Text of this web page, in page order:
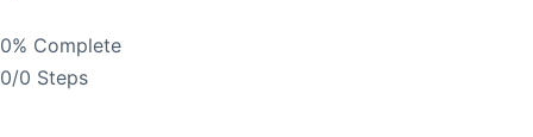
0% Complete
0/0 Steps